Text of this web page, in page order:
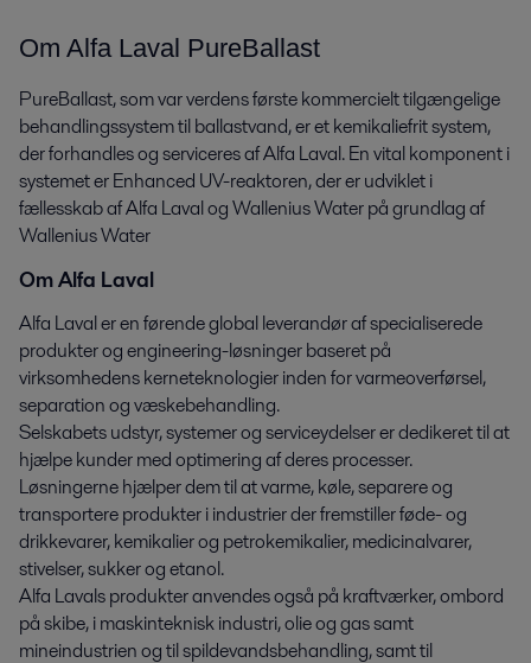
Om Alfa Laval PureBallast
PureBallast, som var verdens første kommercielt tilgængelige
behandlingssystem til ballastvand, er et kemikaliefrit system,
der forhandles og serviceres af Alfa Laval. En vital komponent i
systemet er Enhanced UV-reaktoren, der er udviklet i
fællesskab af Alfa Laval og Wallenius Water på grundlag af
Wallenius Water
Om Alfa Laval
Alfa Laval er en førende global leverandør af specialiserede
produkter og engineering-løsninger baseret på
virksomhedens kerneteknologier inden for varmeoverførsel,
separation og væskebehandling.
Selskabets udstyr, systemer og serviceydelser er dedikeret til at
hjælpe kunder med optimering af deres processer.
Løsningerne hjælper dem til at varme, køle, separere og
transportere produkter i industrier der fremstiller føde- og
drikkevarer, kemikalier og petrokemikalier, medicinalvarer,
stivelser, sukker og etanol.
Alfa Lavals produkter anvendes også på kraftværker, ombord
på skibe, i maskinteknisk industri, olie og gas samt
mineindustrien og til spildevandsbehandling, samt til